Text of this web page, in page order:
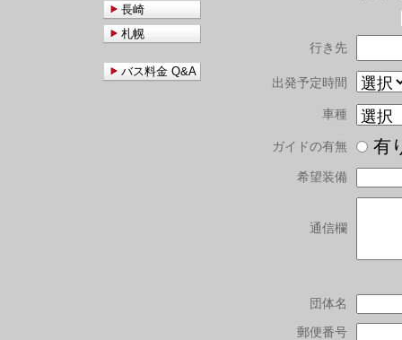
行き先
出発予定時間
車種
ガイドの有無
希望装備
通信欄
団体名
郵便番号
長崎
札幌
バス料金 Q&A